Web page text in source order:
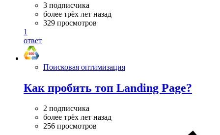
3 подписчика
более трёх лет назад
329 просмотров
1
ответ
Поисковая оптимизация
Как пробить топ Landing Page?
2 подписчика
более трёх лет назад
256 просмотров